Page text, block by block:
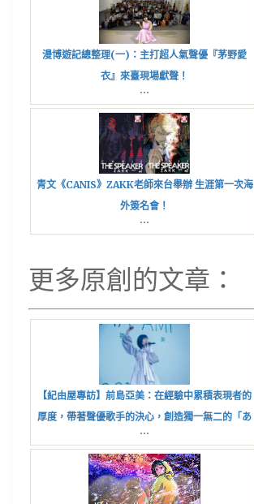
漫博遊記總整理(一)：主打超人氣聲優『茅野愛
衣』來臺現場獻聲！
...
青文《CANIS》ZAKK老師來台舉辦 生涯第一次海
外簽名會！
...
更多原創的文章：
【紀由屋專訪】前島亞美：在經驗中累積表現者的
厚度，帶著聲優歌手的決心，創造獨一無二的「あ
みた」
...